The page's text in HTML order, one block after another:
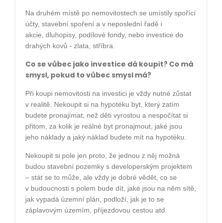
Na druhém místě po nemovitostech se umístily spořící
účty, stavební spoření a v neposlední řadě i
akcie, dluhopisy, podílové fondy, nebo investice do
drahých kovů - zlata, stříbra.
Co se vůbec jako investice dá koupit? Co má
smysl, pokud to vůbec smysl má?
Při koupi nemovitosti na investici je vždy nutné zůstat
v realitě. Nekoupit si na hypotéku byt, který zatím
budete pronajímat, než děti vyrostou a nespočítat si
přitom, za kolik je reálné byt pronajmout, jaké jsou
jeho náklady a jaký náklad budete mít na hypotéku.
Nekoupit si pole jen proto, že jednou z něj možná
budou stavební pozemky s developerským projektem
– stát se to může, ale vždy je dobré vědět, co se
v budoucnosti s polem bude dít, jaké jsou na něm sítě,
jak vypadá územní plán, podloží, jak je to se
záplavovým územím, příjezdovou cestou atd.